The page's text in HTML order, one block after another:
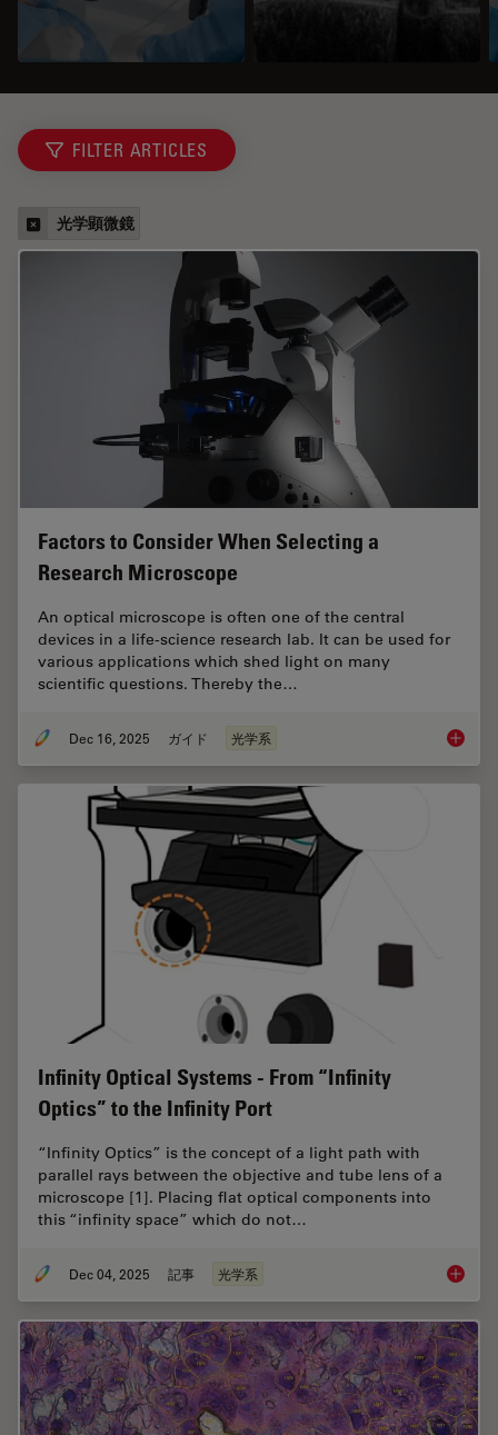
FILTER ARTICLES
光学顕微鏡
Factors to Consider When Selecting a
Research Microscope
An optical microscope is often one of the central
devices in a life-science research lab. It can be used for
various applications which shed light on many
scientific questions. Thereby the…
Dec 16, 2025 ガイド 光学系 Factors
Infinity Optical Systems - From “Infinity
Optics” to the Infinity Port
“Infinity Optics” is the concept of a light path with
parallel rays between the objective and tube lens of a
microscope [1]. Placing flat optical components into
this “infinity space” which do not…
Dec 04, 2025 記事 光学系 Infinity